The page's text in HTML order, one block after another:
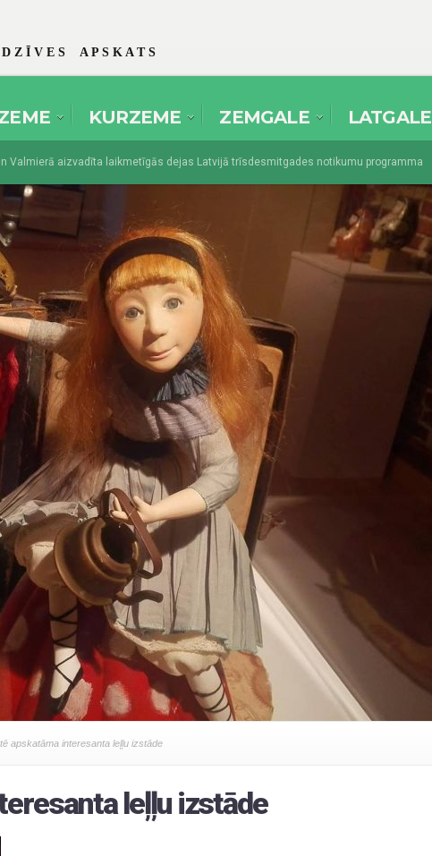
Ī V E S A P S K A T S
KURZEME ZEMGALE LATGALE
aizvadīta laikmetīgās dejas Latvijā trīsdesmitgades notikumu programma
apskatāma interesanta leļļu izstāde
leļļu izstāde